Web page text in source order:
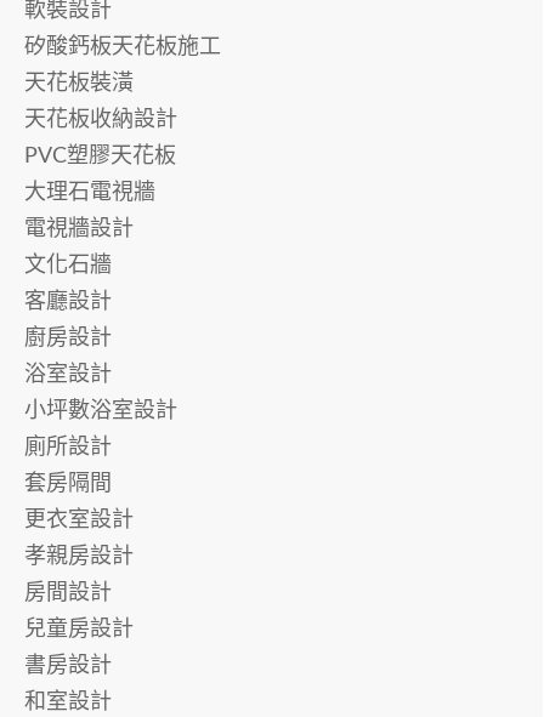
軟裝設計
矽酸鈣板天花板施工
天花板裝潢
天花板收納設計
PVC塑膠天花板
大理石電視牆
電視牆設計
文化石牆
客廳設計
廚房設計
浴室設計
小坪數浴室設計
廁所設計
套房隔間
更衣室設計
孝親房設計
房間設計
兒童房設計
書房設計
和室設計